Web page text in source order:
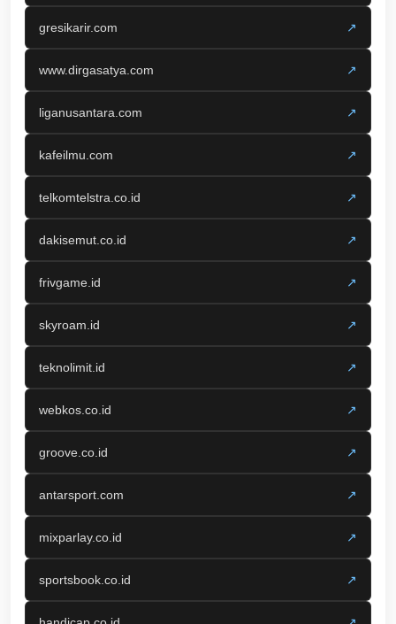
gresikarir.com ↗
www.dirgasatya.com ↗
liganusantara.com ↗
kafeilmu.com ↗
telkomtelstra.co.id ↗
dakisemut.co.id ↗
frivgame.id ↗
skyroam.id ↗
teknolimit.id ↗
webkos.co.id ↗
groove.co.id ↗
antarsport.com ↗
mixparlay.co.id ↗
sportsbook.co.id ↗